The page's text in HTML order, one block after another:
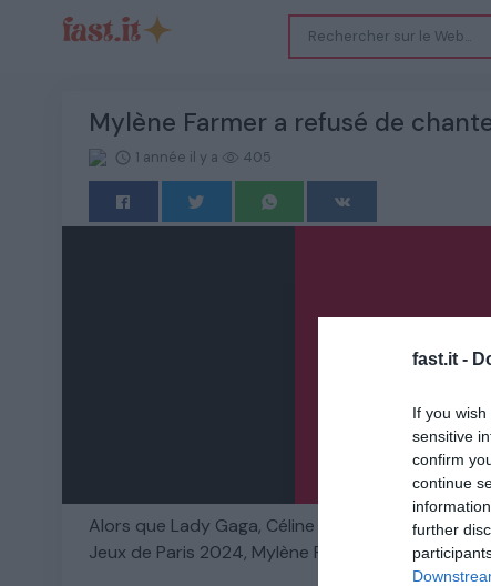
fast.it -
If you
sensitive
confirm
continue
further
Mylène Farmer a refusé de
1 année il y a 405
Alors que Lady Gaga, Céline Dion et d’autres
Jeux de Paris 2024, Mylène Farmer a choisi de